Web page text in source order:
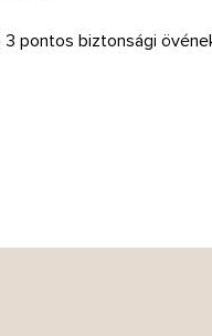
3 pontos biztonsági